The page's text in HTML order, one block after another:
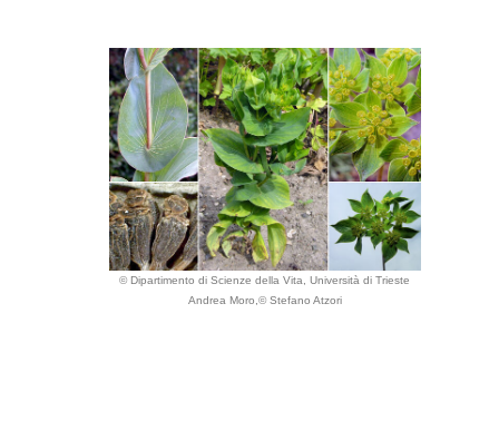
© Dipartimento di Scienze della Vita, Università di Trieste
Andrea Moro,© Stefano Atzori